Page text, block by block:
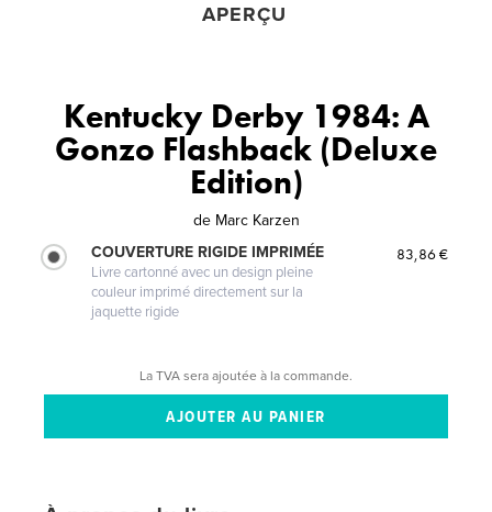
APERÇU
Kentucky Derby 1984: A
Gonzo Flashback (Deluxe
Edition)
de Marc Karzen
COUVERTURE RIGIDE IMPRIMÉE
Livre cartonné avec un design pleine
couleur imprimé directement sur la
jaquette rigide
83,86 €
La TVA sera ajoutée à la commande.